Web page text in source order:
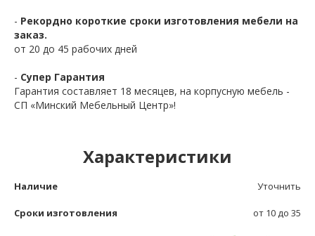
- Рекордно короткие сроки изготовления мебели на
заказ.
от 20 до 45 рабочих дней
- Супер Гарантия
Гарантия составляет 18 месяцев, на корпусную мебель -
СП «Минский Мебельный Центр»!
Характеристики
Наличие Уточнить
Сроки изготовления от 10 до 35